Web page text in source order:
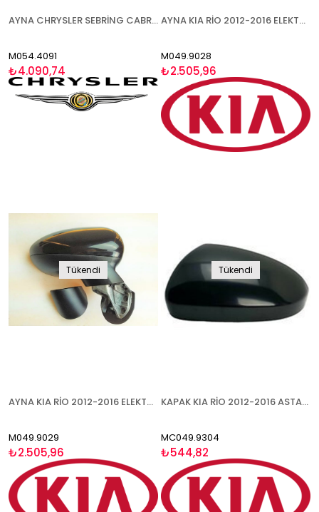
AYNA CHRYSLER SEBRİNG CABRİO COUPE 1996-2002 ELEKTRİKLİ ISITMALI SAĞ
M054.4091
₺4.090,74
AYNA KIA RİO 2012-2016 ELEKTRİKLİ BOYANABİLİR ISITMALI SOL
M049.9028
₺2.505,96
Tükendi
AYNA KIA RİO 2012-2016 ELEKTRİKLİ BOYANABİLİR ISITMALI SAĞ
M049.9029
₺2.505,96
Tükendi
KAPAK KIA RİO 2012-2016 ASTARLI SOL
MC049.9304
₺544,82